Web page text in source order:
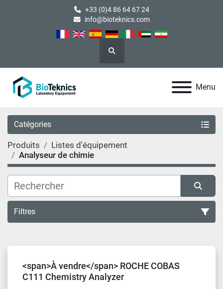
+33 (0)4 86 64 67 24
info@bioteknics.com
Rechercher
Menu
Catégories
Produits
Listes d'équipement
Analyseur de chimie
Filtres
<span>À vendre</span> ROCHE COBAS
C111 Chemistry Analyzer